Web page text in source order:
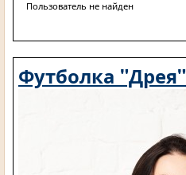
Пользователь не найден
Футболка "Дрея"